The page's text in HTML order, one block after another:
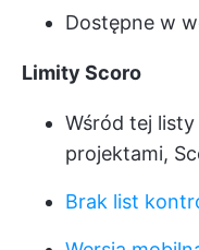
Dostępne w
Limity Scoro
Wśród tej
projektami,
Brak list